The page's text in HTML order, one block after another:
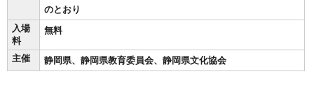
のとおり
入場
料
無料
主催 静岡県、静岡県教育委員会、静岡県文化協会